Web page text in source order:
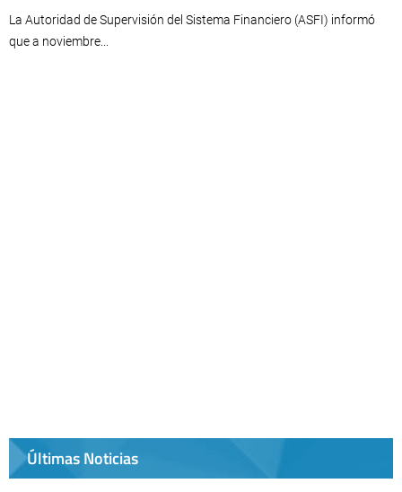
La Autoridad de Supervisión del Sistema Financiero (ASFI) informó
que a noviembre...
Últimas Noticias